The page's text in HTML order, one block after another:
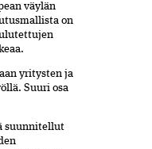
väylän
on
yritysten ja
Suuri osa
suunnitellut